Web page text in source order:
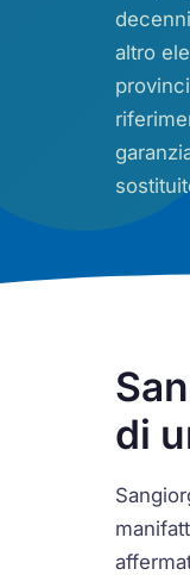
altro
di